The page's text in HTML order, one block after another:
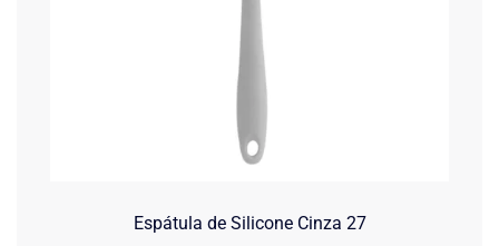
Espátula de Silicone Cinza 27